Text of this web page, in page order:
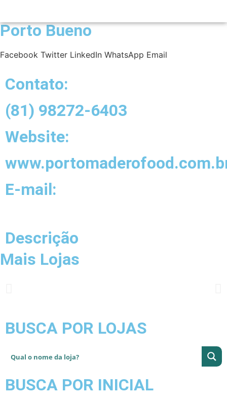
Porto Bueno
Facebook Twitter LinkedIn WhatsApp Email
Contato:
(81) 98272-6403
Website:
E-mail:
Descrição
Mais Lojas
BUSCA POR LOJAS
BUSCA POR INICIAL